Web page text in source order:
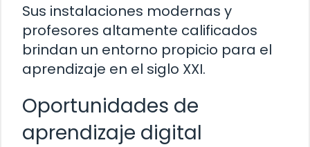
Sus instalaciones modernas y
profesores altamente calificados
brindan un entorno propicio para el
aprendizaje en el siglo XXI.
Oportunidades de
aprendizaje digital